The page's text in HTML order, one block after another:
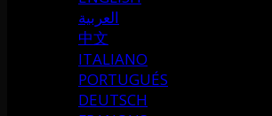
العربية
中文
ITALIANO
PORTUGUÉS
DEUTSCH